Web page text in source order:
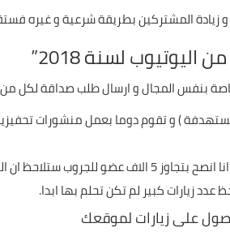
و زيادة المشتركين بطريقة شرعية و
لسنة 2018”
بنفس المجال و ارسال طلب صداقة لكل
) و تقوم دوما بعمل منشورات تحفيزية
عندما تصل لعدد معين من التفاعل و انا
عدد زيارات كبير لم تكن تحلم بها ابدا.
على زيارات لموقعك